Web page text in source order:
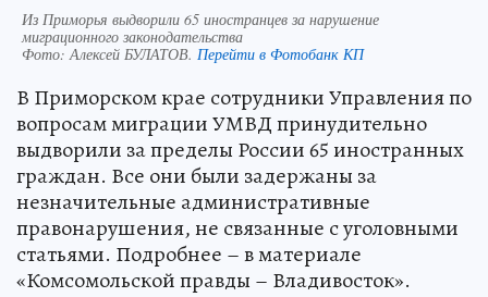
Из Приморья выдворили 65 иностранцев за нарушение
миграционного законодательства
Фото:Алексей БУЛАТОВ. Перейти в Фотобанк КП
В Приморском крае сотрудники Управления по
вопросам миграции УМВД принудительно
выдворили за пределы России 65 иностранных
граждан. Все они были задержаны за
незначительные административные
правонарушения, не связанные с уголовными
статьями. Подробнее – в материале
«Комсомольской правды – Владивосток».